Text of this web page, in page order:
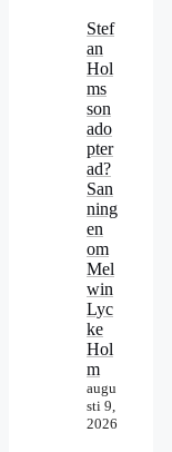
Stef
an
Hol
ms
son
ado
pter
ad?
San
ning
en
om
Mel
win
Lyc
ke
Hol
m
augu
sti 9,
2026